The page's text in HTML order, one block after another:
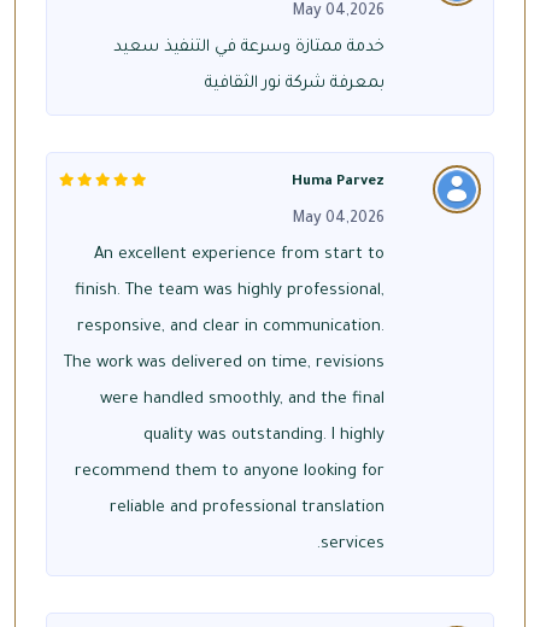
May 04,2026
خدمة ممتازة وسرعة في التنفيذ سعيد
بمعرفة شركة نور الثقافية
Huma Parvez
May 04,2026
An excellent experience from start to
finish. The team was highly professional,
responsive, and clear in communication.
The work was delivered on time, revisions
were handled smoothly, and the final
quality was outstanding. I highly
recommend them to anyone looking for
reliable and professional translation
services.